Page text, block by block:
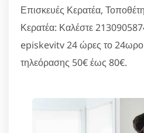
Επισκευές Κερατέα,
Κερατέα: Καλέστε
episkevitv 24 ώρες το 24ωρο
τηλεόρασης 50€ έως 80€.